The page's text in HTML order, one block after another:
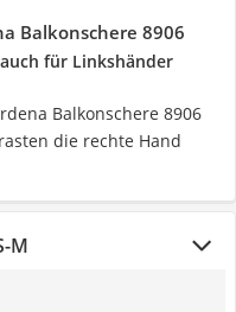
Balkonschere 8906
für Linkshänder
Balkonschere 8906
die rechte Hand
M